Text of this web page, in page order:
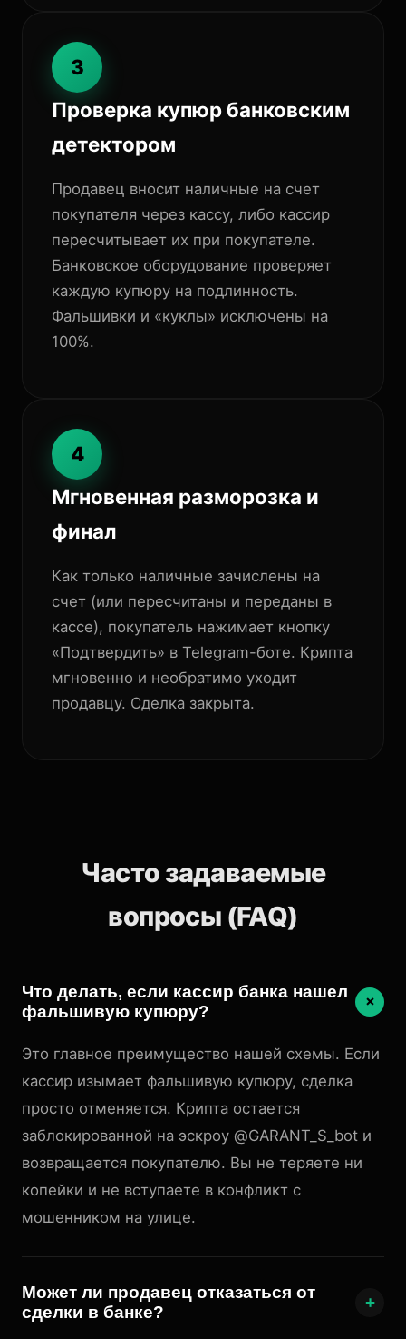
3
Проверка купюр банковским
детектором
Продавец вносит наличные на счет
покупателя через кассу, либо кассир
пересчитывает их при покупателе.
Банковское оборудование проверяет
каждую купюру на подлинность.
Фальшивки и «куклы» исключены на
100%.
4
Мгновенная разморозка и
финал
Как только наличные зачислены на
счет (или пересчитаны и переданы в
кассе), покупатель нажимает кнопку
«Подтвердить» в Telegram-боте. Крипта
мгновенно и необратимо уходит
продавцу. Сделка закрыта.
Часто задаваемые
вопросы (FAQ)
Что делать, если кассир банка нашел
фальшивую купюру?
+
Это главное преимущество нашей схемы. Если
кассир изымает фальшивую купюру, сделка
просто отменяется. Крипта остается
заблокированной на эскроу @GARANT_S_bot и
возвращается покупателю. Вы не теряете ни
копейки и не вступаете в конфликт с
мошенником на улице.
Может ли продавец отказаться от
сделки в банке?
+